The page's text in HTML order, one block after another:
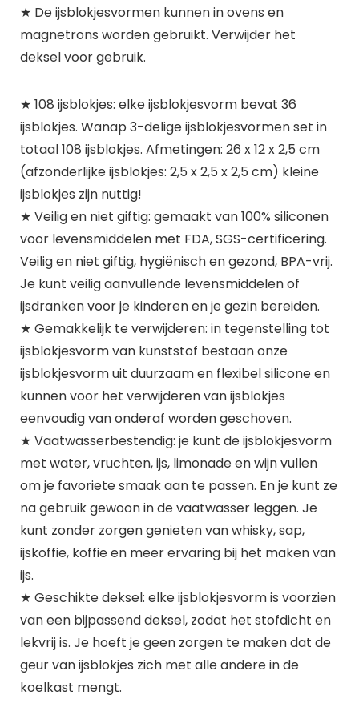
★ De ijsblokjesvormen kunnen in ovens en
magnetrons worden gebruikt. Verwijder het
deksel voor gebruik.
★ 108 ijsblokjes: elke ijsblokjesvorm bevat 36
ijsblokjes. Wanap 3-delige ijsblokjesvormen set in
totaal 108 ijsblokjes. Afmetingen: 26 x 12 x 2,5 cm
(afzonderlijke ijsblokjes: 2,5 x 2,5 x 2,5 cm) kleine
ijsblokjes zijn nuttig!
★ Veilig en niet giftig: gemaakt van 100% siliconen
voor levensmiddelen met FDA, SGS-certificering.
Veilig en niet giftig, hygiënisch en gezond, BPA-vrij.
Je kunt veilig aanvullende levensmiddelen of
ijsdranken voor je kinderen en je gezin bereiden.
★ Gemakkelijk te verwijderen: in tegenstelling tot
ijsblokjesvorm van kunststof bestaan onze
ijsblokjesvorm uit duurzaam en flexibel silicone en
kunnen voor het verwijderen van ijsblokjes
eenvoudig van onderaf worden geschoven.
★ Vaatwasserbestendig: je kunt de ijsblokjesvorm
met water, vruchten, ijs, limonade en wijn vullen
om je favoriete smaak aan te passen. En je kunt ze
na gebruik gewoon in de vaatwasser leggen. Je
kunt zonder zorgen genieten van whisky, sap,
ijskoffie, koffie en meer ervaring bij het maken van
ijs.
★ Geschikte deksel: elke ijsblokjesvorm is voorzien
van een bijpassend deksel, zodat het stofdicht en
lekvrij is. Je hoeft je geen zorgen te maken dat de
geur van ijsblokjes zich met alle andere in de
koelkast mengt.